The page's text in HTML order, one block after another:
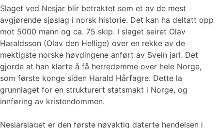
Slaget ved Nesjar blir betraktet som et av de mest
avgjørende sjøslag i norsk historie. Det kan ha deltatt opp
mot 5000 mann og ca. 75 skip. I slaget seiret Olav
Haraldsson (Olav den Hellige) over en rekke av de
mektigste norske høvdingene anført av Svein jarl. Det
gjorde at han klarte å få herredømme over hele Norge,
som første konge siden Harald Hårfagre. Dette la
grunnlaget for en strukturert statsmakt i Norge, og
innføring av kristendommen.
Nesjarslaget er den første nøyaktig daterte hendelsen i